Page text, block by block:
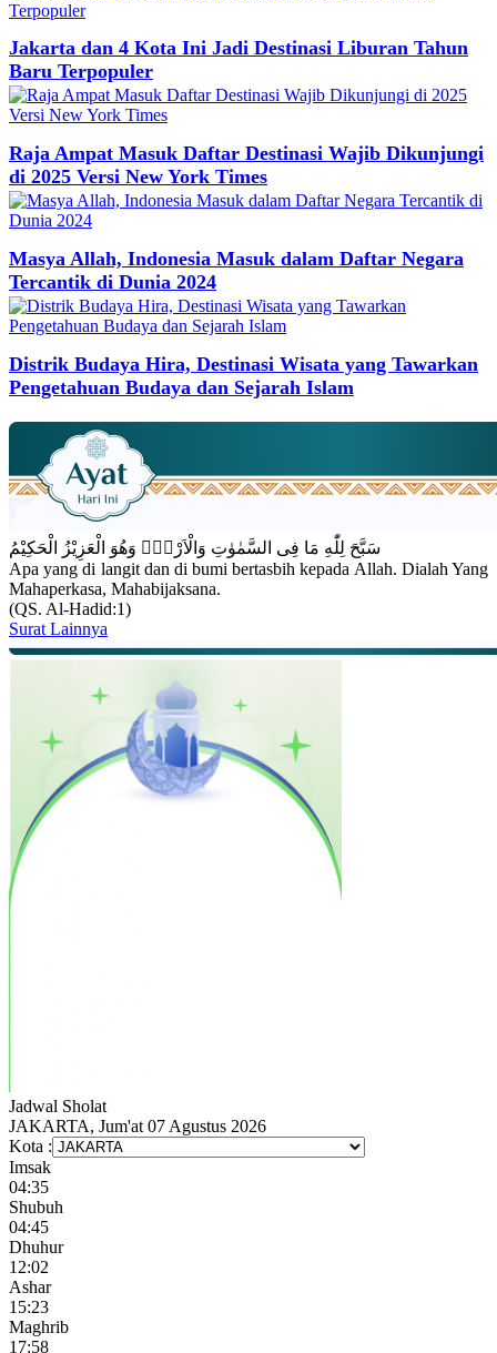
Jakarta dan 4 Kota Ini Jadi Destinasi Liburan Tahun
Baru Terpopuler
Raja Ampat Masuk Daftar Destinasi Wajib Dikunjungi
di 2025 Versi New York Times
Masya Allah, Indonesia Masuk dalam Daftar Negara
Tercantik di Dunia 2024
Distrik Budaya Hira, Destinasi Wisata yang Tawarkan
Pengetahuan Budaya dan Sejarah Islam
سَبَّحَ لِلّٰهِ مَا فِى السَّمٰوٰتِ وَالْاَرْضِۚ وَهُوَ الْعَزِيْزُ الْحَكِيْمُ
Apa yang di langit dan di bumi bertasbih kepada Allah. Dialah Yang
Mahaperkasa, Mahabijaksana.
(QS. Al-Hadid:1)
Surat Lainnya
Jadwal Sholat
JAKARTA, Jum'at 07 Agustus 2026
Kota :
Imsak
04:35
Shubuh
04:45
Dhuhur
12:02
Ashar
15:23
Maghrib
17:58